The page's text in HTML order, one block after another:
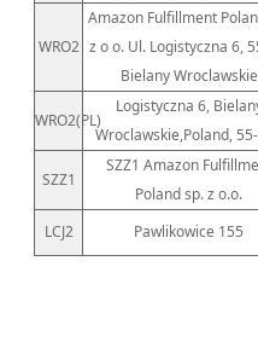
WRO2
Amazon Fulfillment
z o o. Ul. Logistyczna 6,
Bielany Wroclawskie
WRO2(PL)
Logistyczna 6,
Wroclawskie,Poland,
SZZ1
SZZ1 Amazon
Poland sp. z o.o.
LCJ2 Pawlikowice 155